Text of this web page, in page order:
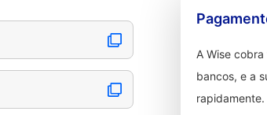
A Wise
bancos, e a
rapidamente.